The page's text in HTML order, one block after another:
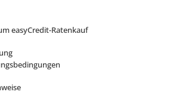
easyCredit-Ratenkauf